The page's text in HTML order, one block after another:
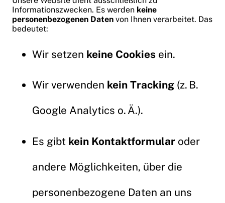
Informationszwecken. Es werden keine
personenbezogenen Daten von Ihnen verarbeitet. Das
bedeutet:
Wir setzen keine Cookies ein.
Wir verwenden kein Tracking (z. B.
Google Analytics o. Ä.).
Es gibt kein Kontaktformular oder
andere Möglichkeiten, über die
personenbezogene Daten an uns